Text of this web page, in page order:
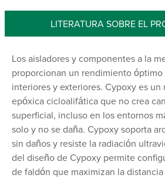
LITERATURA SOBRE EL
Los aisladores y componentes a la
proporcionan un rendimiento óptimo
interiores y exteriores. Cypoxy es un
epóxica cicloalifática que no crea
superficial, incluso en los entornos
solo y no se daña. Cypoxy soporta
sin daños y resiste la radiación
del diseño de Cypoxy permite
de faldón que maximizan la